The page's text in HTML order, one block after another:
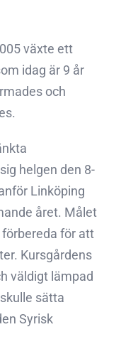
växte ett
idag är 9 år
och
helgen den 8-
Linköping
året. Målet
för att
Kursgårdens
väldigt lämpad
sätta
Syrisk